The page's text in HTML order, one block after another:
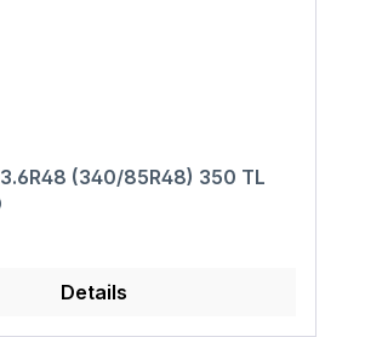
(340/85R48) 350 TL
Details